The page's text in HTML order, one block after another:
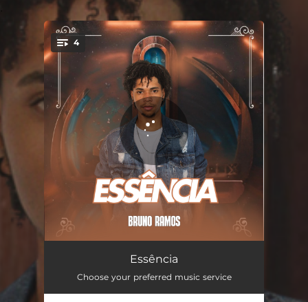
You're all set!
4
Se Aínda Existe Amor
Se Você Não Mudar 02:43
Essência
Choose your preferred music service